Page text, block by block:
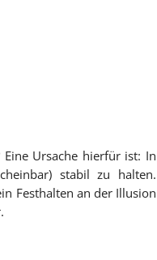
Ursache hierfür ist: In
stabil zu halten.
Festhalten an der Illusion